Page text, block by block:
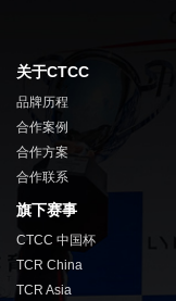
关于CTCC
品牌历程
合作案例
合作方案
合作联系
旗下赛事
CTCC 中国杯
TCR China
TCR Asia